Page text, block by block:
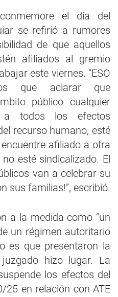
el día del
se refirió a rumores
de que aquellos
afiliados al gremio
este viernes. “ESO
que aclarar que
público cualquier
a todos los efectos
recurso humano, esté
afiliado a otra
esté sindicalizado. El
van a celebrar su
sus familias!”, escribió.
a la medida como “un
un régimen autoritario
es que presentaron la
hizo lugar. La
los efectos del
25 en relación con ATE